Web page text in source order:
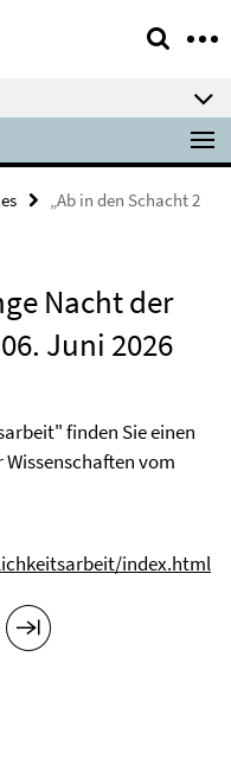
„Ab in den Schacht 2
Nacht der
Juni 2026
finden Sie einen
vom
index.html